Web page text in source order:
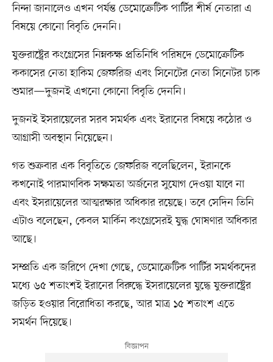
নিন্দা জানালেও এখন পর্যন্ত ডেমোক্রেটিক পার্টির শীর্ষ নেতারা এ
বিষয়ে কোনো বিবৃতি দেননি।
যুক্তরাষ্ট্রের কংগ্রেসের নিম্নকক্ষ প্রতিনিধি পরিষদে ডেমোক্রেটিক
ককাসের নেতা হাকিম জেফরিজ এবং সিনেটের নেতা সিনেটর চাক
শুমার—দুজনই এখনো কোনো বিবৃতি দেননি।
দুজনই ইসরায়েলের সরব সমর্থক এবং ইরানের বিষয়ে কঠোর ও
আগ্রাসী অবস্থান নিয়েছেন।
গত শুক্রবার এক বিবৃতিতে জেফরিজ বলেছিলেন, ইরানকে
কখনোই পারমাণবিক সক্ষমতা অর্জনের সুযোগ দেওয়া যাবে না
এবং ইসরায়েলের আত্মরক্ষার অধিকার রয়েছে। তবে সেদিন তিনি
এটাও বলেছেন, কেবল মার্কিন কংগ্রেসেরই যুদ্ধ ঘোষণার অধিকার
আছে।
সম্প্রতি এক জরিপে দেখা গেছে, ডেমোক্রেটিক পার্টির সমর্থকদের
মধ্যে ৬৫ শতাংশই ইরানের বিরুদ্ধে ইসরায়েলের যুদ্ধে যুক্তরাষ্ট্রের
জড়িত হওয়ার বিরোধিতা করছে, আর মাত্র ১৫ শতাংশ এতে
সমর্থন দিয়েছে।